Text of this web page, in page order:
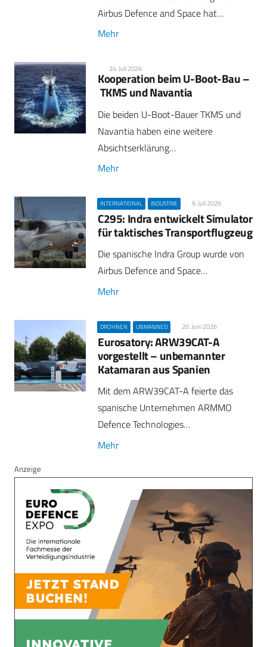
Airbus Defence and Space hat…
Mehr
24. Juli 2026
Kooperation beim U-Boot-Bau –
TKMS und Navantia
Die beiden U-Boot-Bauer TKMS und
Navantia haben eine weitere
Absichtserklärung…
Mehr
INTERNATIONAL INDUSTRIE 9. Juli 2026
C295: Indra entwickelt Simulator
für taktisches Transportflugzeug
Die spanische Indra Group wurde von
Airbus Defence and Space…
Mehr
DROHNEN UNMANNED 20. Juni 2026
Eurosatory: ARW39CAT-A
vorgestellt – unbemannter
Katamaran aus Spanien
Mit dem ARW39CAT-A feierte das
spanische Unternehmen ARMMO
Defence Technologies…
Mehr
Anzeige